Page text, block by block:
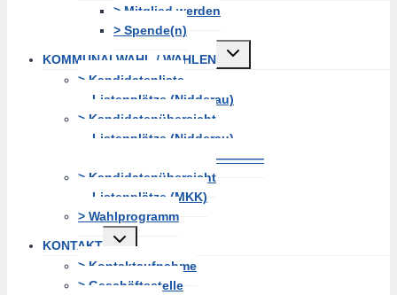
> Mitglied werden
> Spende(n)
KOMMUNALWAHL / WAHLEN
Untermenü
erweitern
> Kandidatenliste
Listenplätze (Nidderau)
> Kandidatenübersicht
Listenplätze (Nidderau)
———————————————
> Kandidatenübersicht
Listenplätze (MKK)
> Wahlprogramm
KONTAKT
Untermenü
erweitern
> Kontaktaufnahme
> Geschäftsstelle